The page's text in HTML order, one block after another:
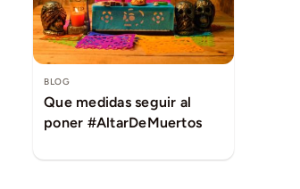
BLOG
Que medidas seguir al
poner #AltarDeMuertos